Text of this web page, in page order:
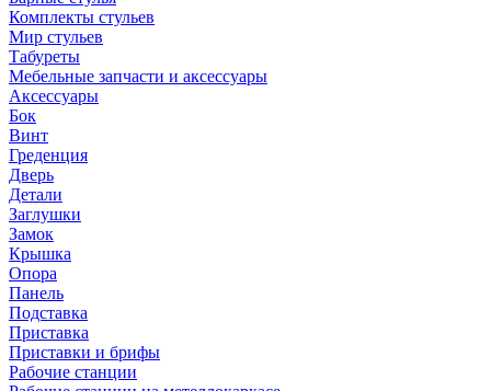
Комплекты стульев
Мир стульев
Табуреты
Мебельные запчасти и аксессуары
Аксессуары
Бок
Винт
Греденция
Дверь
Детали
Заглушки
Замок
Крышка
Опора
Панель
Подставка
Приставка
Приставки и брифы
Рабочие станции